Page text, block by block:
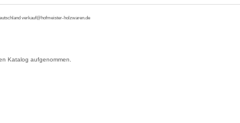
verkauf@hofmeister-holzwaren.de
Katalog aufgenommen.